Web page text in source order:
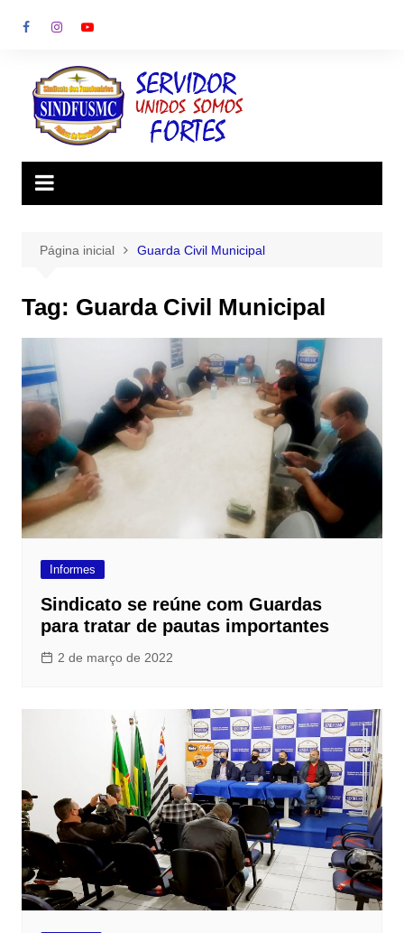
para
conteúdo
Página inicial Guarda Civil Municipal
Tag: Guarda Civil Municipal
Informes
Sindicato se reúne com Guardas
para tratar de pautas importantes
2 de março de 2022